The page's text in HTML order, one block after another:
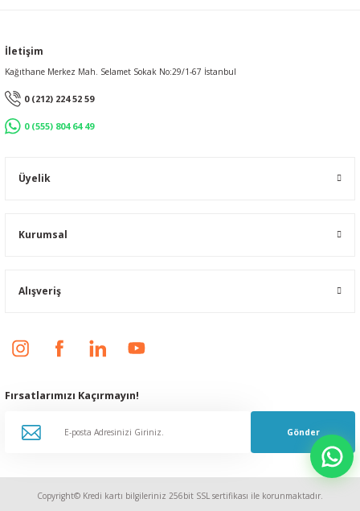
İletişim
Kağıthane Merkez Mah. Selamet Sokak No:29/1-67 İstanbul
0 (212) 224 52 59
0 (555) 804 64 49
Üyelik
Kurumsal
Alışveriş
Fırsatlarımızı Kaçırmayın!
Gönder
Copyright© Kredi kartı bilgileriniz 256bit SSL sertifikası ile korunmaktadır.